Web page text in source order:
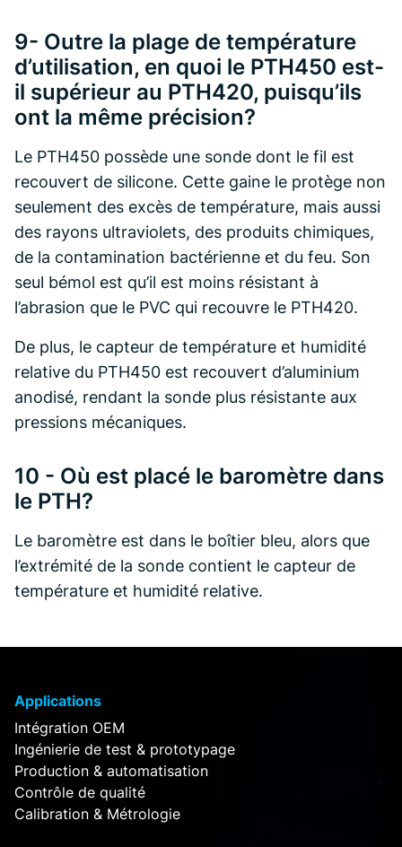
9- Outre la plage de température
d’utilisation, en quoi le PTH450 est-
il supérieur au PTH420, puisqu’ils
ont la même précision?
Le PTH450 possède une sonde dont le fil est
recouvert de silicone. Cette gaine le protège non
seulement des excès de température, mais aussi
des rayons ultraviolets, des produits chimiques,
de la contamination bactérienne et du feu. Son
seul bémol est qu’il est moins résistant à
l’abrasion que le PVC qui recouvre le PTH420.
De plus, le capteur de température et humidité
relative du PTH450 est recouvert d’aluminium
anodisé, rendant la sonde plus résistante aux
pressions mécaniques.
10 - Où est placé le baromètre dans
le PTH?
Le baromètre est dans le boîtier bleu, alors que
l’extrémité de la sonde contient le capteur de
température et humidité relative.
Applications
Intégration OEM
Ingénierie de test & prototypage
Production & automatisation
Contrôle de qualité
Calibration & Métrologie